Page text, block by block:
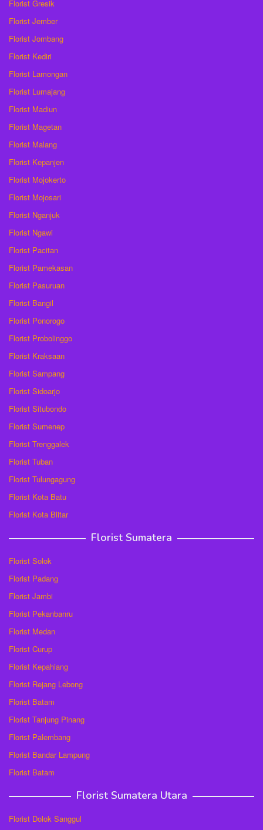
Florist Gresik
Florist Jember
Florist Jombang
Florist Kediri
Florist Lamongan
Florist Lumajang
Florist Madiun
Florist Magetan
Florist Malang
Florist Kepanjen
Florist Mojokerto
Florist Mojosari
Florist Nganjuk
Florist Ngawi
Florist Pacitan
Florist Pamekasan
Florist Pasuruan
Florist Bangil
Florist Ponorogo
Florist Probolinggo
Florist Kraksaan
Florist Sampang
Florist Sidoarjo
Florist Situbondo
Florist Sumenep
Florist Trenggalek
Florist Tuban
Florist Tulungagung
Florist Kota Batu
Florist Kota Blitar
Florist Sumatera
Florist Solok
Florist Padang
Florist Jambi
Florist Pekanbanru
Florist Medan
Florist Curup
Florist Kepahiang
Florist Rejang Lebong
Florist Batam
Florist Tanjung Pinang
Florist Palembang
Florist Bandar Lampung
Florist Batam
Florist Sumatera Utara
Florist Dolok Sanggul